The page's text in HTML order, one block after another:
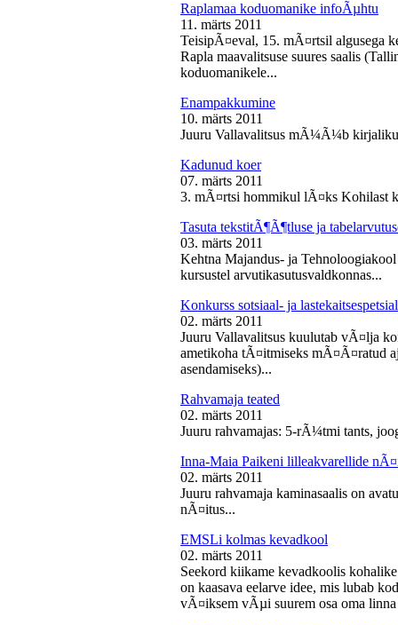
Raplamaa koduomanike infoÃµhtu
11. märts 2011
TeisipÃ¤eval, 15. mÃ¤rtsil algusega
Rapla maavalitsuse suures saalis
koduomanikele...
Enampakkumine
10. märts 2011
Juuru Vallavalitsus mÃ¼Ã¼b kirjaliku
Kadunud koer
07. märts 2011
3. mÃ¤rtsi hommikul lÃ¤ks Kohilast
Tasuta tekstitÃ¶Ã¶tluse ja
03. märts 2011
Kehtna Majandus- ja
kursustel arvutikasutusvaldkonnas...
Konkurss sotsiaal- ja
02. märts 2011
Juuru Vallavalitsus kuulutab vÃ¤lja
ametikoha tÃ¤itmiseks mÃ¤Ã¤ratud
asendamiseks)...
Rahvamaja teated
02. märts 2011
Juuru rahvamajas: 5-rÃ¼tmi tants,
Inna-Maia Paikeni lilleakvarellide
02. märts 2011
Juuru rahvamaja kaminasaalis on
nÃ¤itus...
EMSLi kolmas kevadkool
02. märts 2011
Seekord kiikame kevadkoolis
on kaasava eelarve idee, mis lubab
vÃ¤iksem vÃµi suurem osa oma